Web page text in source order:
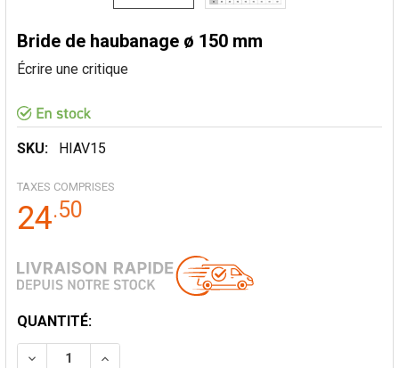
Bride de haubanage ø 150 mm
Écrire une critique
SKU: HIAV15
TAXES COMPRISES
24.50
STOCK
ACTUEL:
QUANTITÉ:
DIMINUER LA QUANTITÉ DE BRIDE DE HAUBANAGE Ø
AUGMENTER LA QUANTITÉ DE BRIDE DE